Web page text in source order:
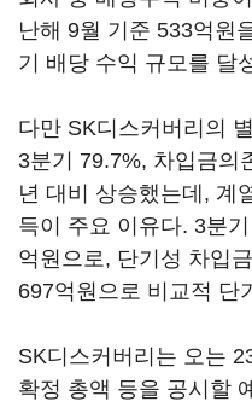
난해 9월 기준 533억원
기 배당 수익 규모를 달
다만 SK디스커버리의
3분기 79.7%, 차입금의
년 대비 상승했는데, 계
득이 주요 이유다. 3분
억원으로, 단기성 차입
697억원으로 비교적 단
SK디스커버리는 오는
확정 총액 등을 공시할